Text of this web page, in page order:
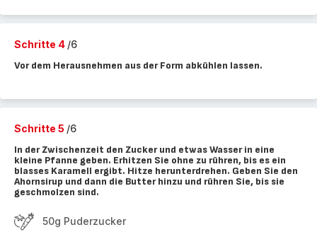
Schritte 4 /6
Vor dem Herausnehmen aus der Form abkühlen lassen.
Schritte 5 /6
In der Zwischenzeit den Zucker und etwas Wasser in eine
kleine Pfanne geben. Erhitzen Sie ohne zu rühren, bis es ein
blasses Karamell ergibt. Hitze herunterdrehen. Geben Sie den
Ahornsirup und dann die Butter hinzu und rühren Sie, bis sie
geschmolzen sind.
50g Puderzucker